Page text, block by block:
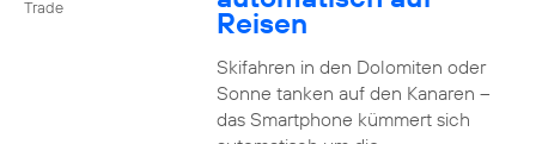
Trade
Reisen
Skifahren in den Dolomiten oder
Sonne tanken auf den Kanaren –
das Smartphone kümmert sich